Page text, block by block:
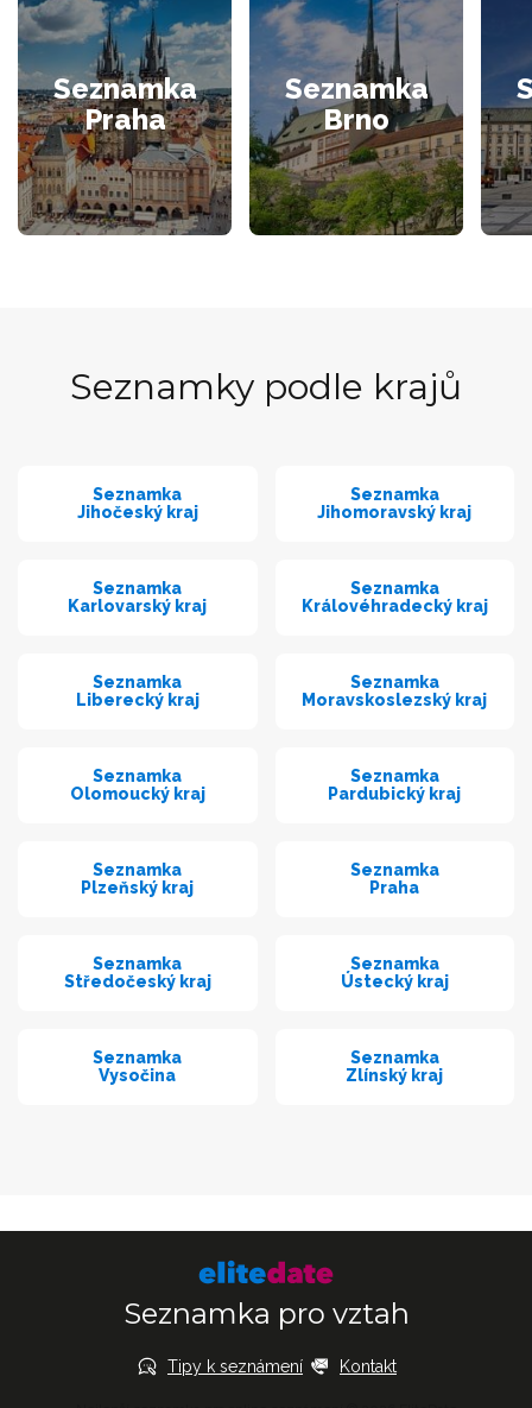
Seznamka
Praha
Seznamka
Brno
Seznamky podle krajů
Seznamka
Jihočeský kraj
Seznamka
Jihomoravský kraj
Seznamka
Karlovarský kraj
Seznamka
Královéhradecký kraj
Seznamka
Liberecký kraj
Seznamka
Moravskoslezský kraj
Seznamka
Olomoucký kraj
Seznamka
Pardubický kraj
Seznamka
Plzeňský kraj
Seznamka
Praha
Seznamka
Středočeský kraj
Seznamka
Ústecký kraj
Seznamka
Vysočina
Seznamka
Zlínský kraj
Seznamka pro vztah
Tipy k seznámení Kontakt